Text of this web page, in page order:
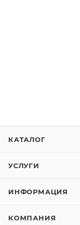
КАТАЛОГ
УСЛУГИ
ИНФОРМАЦИЯ
КОМПАНИЯ